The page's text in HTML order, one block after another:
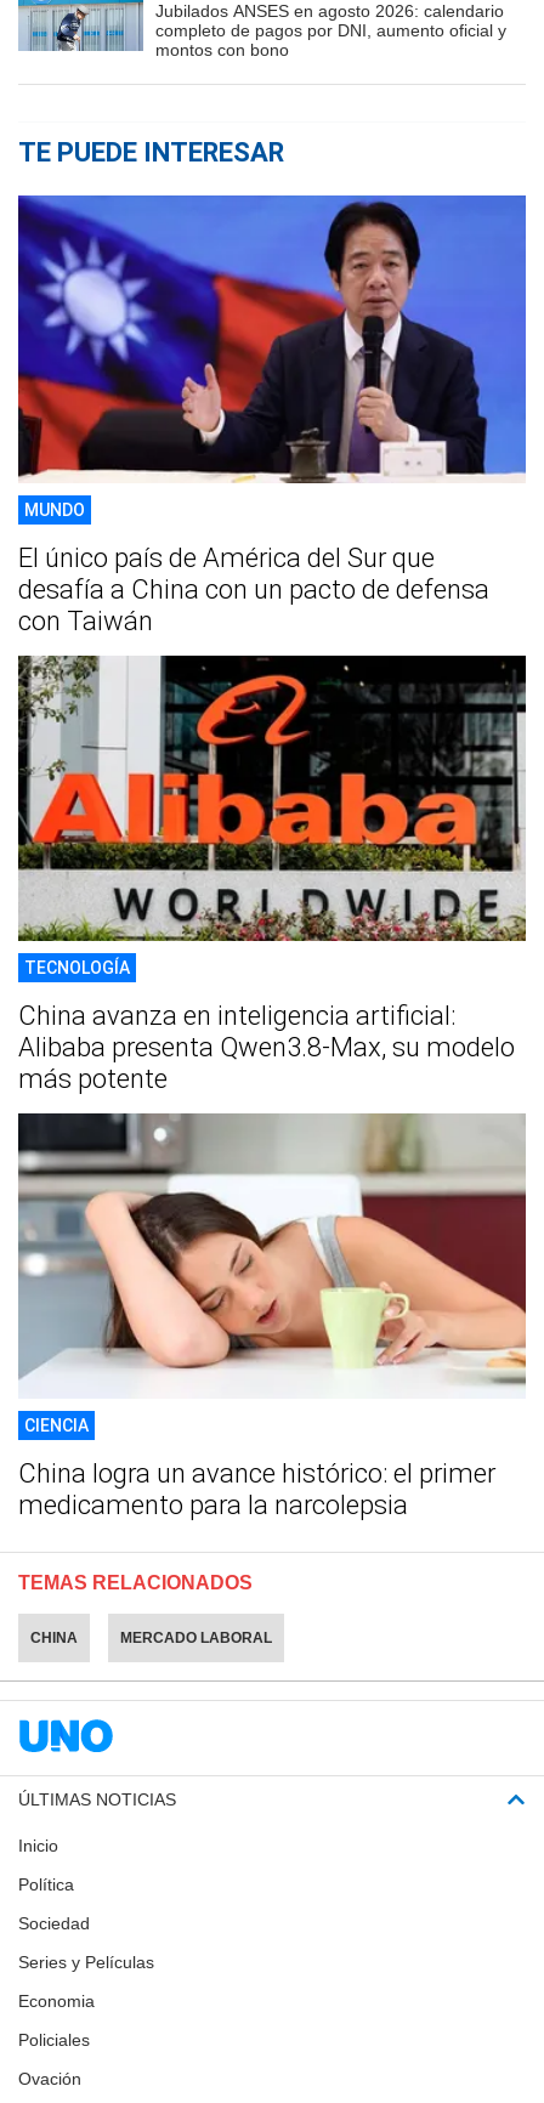
Jubilados ANSES en agosto 2026: calendario
completo de pagos por DNI, aumento oficial y
montos con bono
TE PUEDE INTERESAR
MUNDO
El único país de América del Sur que
desafía a China con un pacto de defensa
con Taiwán
TECNOLOGÍA
China avanza en inteligencia artificial:
Alibaba presenta Qwen3.8-Max, su modelo
más potente
CIENCIA
China logra un avance histórico: el primer
medicamento para la narcolepsia
TEMAS RELACIONADOS
CHINA MERCADO LABORAL
ÚLTIMAS NOTICIAS
Inicio
Política
Sociedad
Series y Películas
Economia
Policiales
Ovación